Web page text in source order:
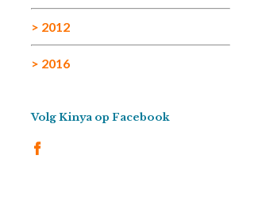
> 2012
> 2016
Volg Kinya op Facebook